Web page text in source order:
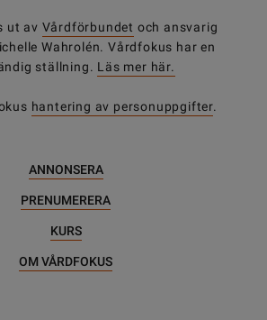
ut av Vårdförbundet och ansvarig
Wahrolén. Vårdfokus har en
ställning. Läs mer här.
hantering av personuppgifter.
ANNONSERA
PRENUMERERA
KURS
OM VÅRDFOKUS